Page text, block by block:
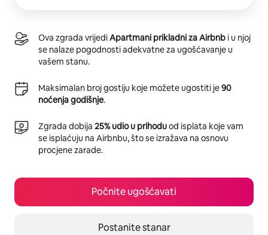
Ova zgrada vrijediApartmani prikladni za Airbnb i u njoj
se nalaze pogodnosti adekvatne za ugošćavanje u
vašem stanu.
Maksimalan broj gostiju koje možete ugostiti je90
noćenja godišnje.
Zgrada dobija 25% udio u prihoduod isplata koje vam
se isplaćuju na Airbnbu, što se izražava na osnovu
procjene zarade.
Počnite ugošćavati
Postanite stanar